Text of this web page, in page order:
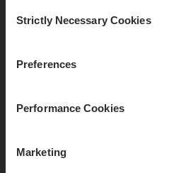
Selection
Strictly Necessary Cookies
Preferences
Performance Cookies
Marketing
Vorige
Mathias houdt van diepgaande